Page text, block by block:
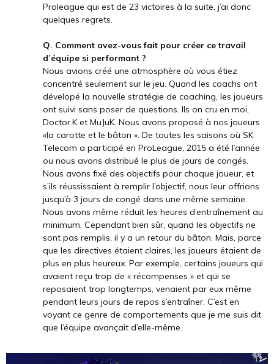
Proleague qui est de 23 victoires à la suite, j’ai donc
quelques regrets.
Q. Comment avez-vous fait pour créer ce travail
d’équipe si performant ?
Nous avions créé une atmosphère où vous étiez
concentré seulement sur le jeu. Quand les coachs ont
dévelopé la nouvelle stratégie de coaching, les joueurs
ont suivi sans poser de questions. Ils on cru en moi,
Doctor.K et MuJuK. Nous avons proposé à nos joueurs
«la carotte et le bâton ». De toutes les saisons où SK
Telecom a participé en ProLeague, 2015 a été l’année
ou nous avons distribué le plus de jours de congés.
Nous avons fixé des objectifs pour chaque joueur, et
s’ils réussissaient à remplir l’objectif, nous leur offrions
jusqu’à 3 jours de congé dans une même semaine.
Nous avons même réduit les heures d’entraînement au
minimum. Cependant bien sûr, quand les objectifs ne
sont pas remplis, il y a un retour du bâton. Mais, parce
que les directives étaient claires, les joueurs étaient de
plus en plus heureux. Par exemple, certains joueurs qui
avaient reçu trop de « récompenses » et qui se
reposaient trop longtemps, venaient par eux même
pendant leurs jours de repos s’entraîner. C’est en
voyant ce genre de comportements que je me suis dit
que l’équipe avançait d’elle-même.